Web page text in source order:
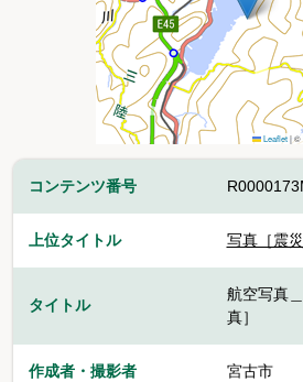
Leaflet |©
コンテンツ番号
上位タイトル 写真［震
タイトル
航空写真
真］
作成者・撮影者 宮古市